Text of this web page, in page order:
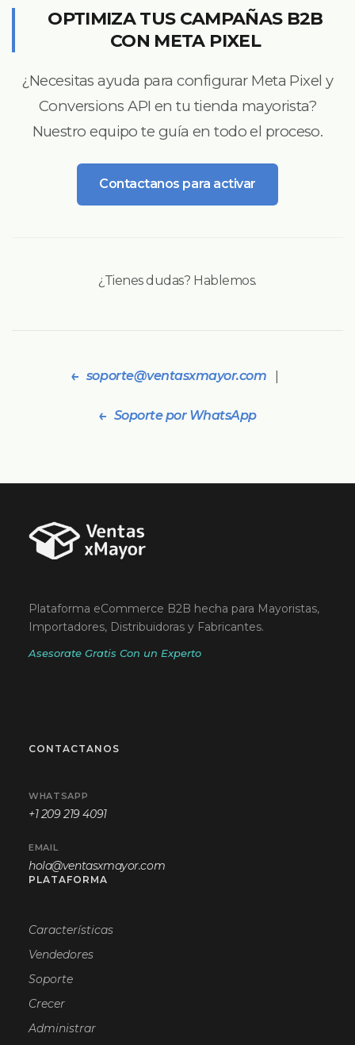
OPTIMIZA TUS CAMPAÑAS B2B
CON META PIXEL
¿Necesitas ayuda para configurar Meta Pixel y
Conversions API en tu tienda mayorista?
Nuestro equipo te guía en todo el proceso.
Contactanos para activar
¿Tienes dudas? Hablemos.
soporte@ventasxmayor.com
Soporte por WhatsApp
Plataforma eCommerce B2B hecha para Mayoristas,
Importadores, Distribuidoras y Fabricantes.
Asesorate Gratis Con un Experto
CONTACTANOS
WHATSAPP
+1 209 219 4091
EMAIL
hola@ventasxmayor.com
PLATAFORMA
Características
Vendedores
Soporte
Crecer
Administrar